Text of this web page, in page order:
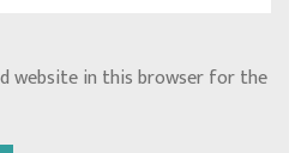
website in this browser for the